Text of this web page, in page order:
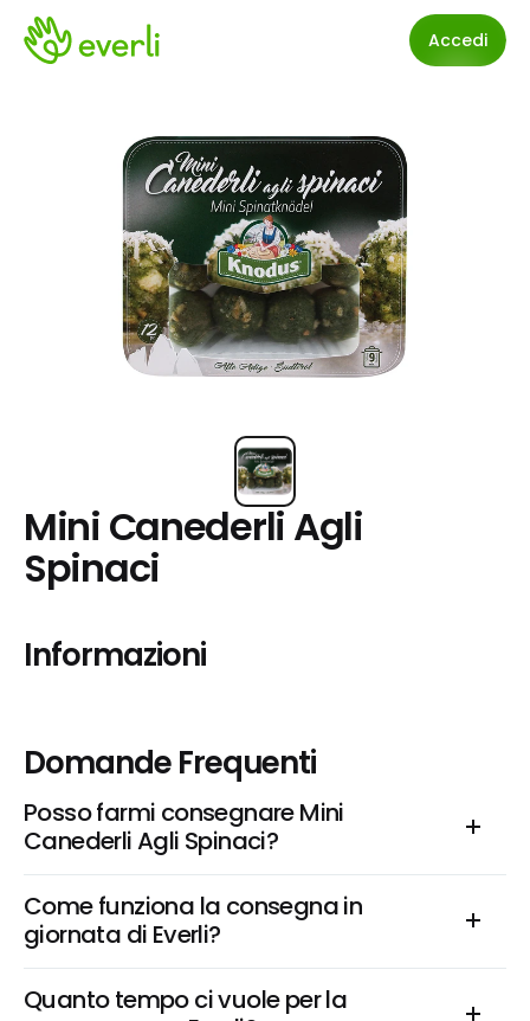
Accedi
Mini Canederli Agli
Spinaci
Informazioni
Domande Frequenti
Posso farmi consegnare Mini
Canederli Agli Spinaci?
Come funziona la consegna in
giornata di Everli?
Quanto tempo ci vuole per la